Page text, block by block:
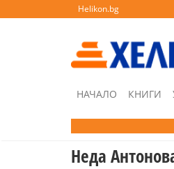
Helikon.bg
НАЧАЛО КНИГИ
Неда